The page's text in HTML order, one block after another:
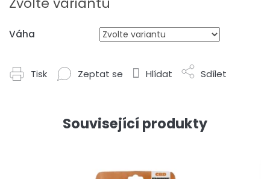
Váha
Tisk Zeptat se Hlídat Sdílet
Související produkty